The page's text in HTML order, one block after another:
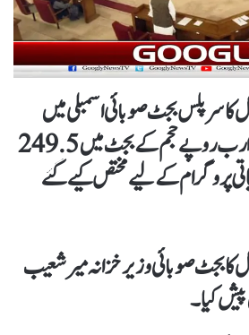
کا سرپلس بجٹ صوبائی اسمبلی میں
پیش کردیا گیا، 1028 ارب روپے حجم کے بجٹ میں249.5
پروگرام کے لیے مختص کیےگئے
کا بجٹ صوبائی وزیر خزانہ میر شعیب
کیا۔